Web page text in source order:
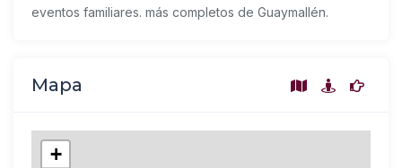
eventos familiares. más completos de Guaymallén.
Mapa
+